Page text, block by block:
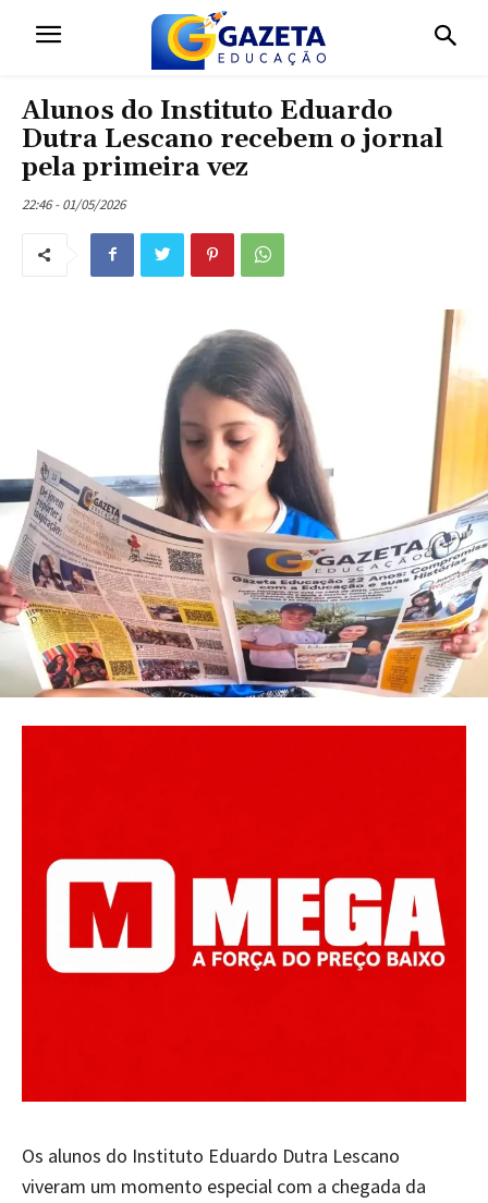
Alunos do Instituto Eduardo
Dutra Lescano recebem o jornal
pela primeira vez
22:46 - 01/05/2026
Os alunos do Instituto Eduardo Dutra Lescano
viveram um momento especial com a chegada da